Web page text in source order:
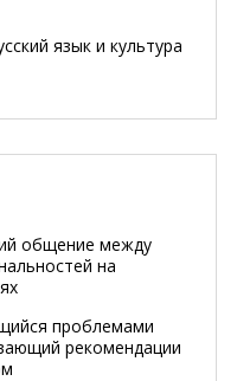
язык и культура
общение между
на
проблемами
рекомендации